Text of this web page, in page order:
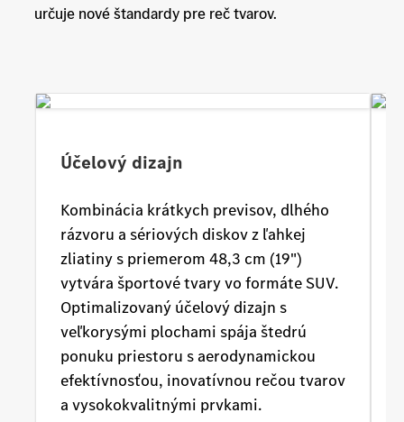
určuje nové štandardy pre reč tvarov.
Účelový dizajn
Kombinácia krátkych previsov, dlhého
rázvoru a sériových diskov z ľahkej
zliatiny s priemerom 48,3 cm (19")
vytvára športové tvary vo formáte SUV.
Optimalizovaný účelový dizajn s
veľkorysými plochami spája štedrú
ponuku priestoru s aerodynamickou
efektívnosťou, inovatívnou rečou tvarov
a vysokokvalitnými prvkami.